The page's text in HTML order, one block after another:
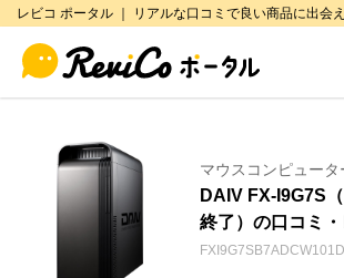
レビコ ポータル ｜ リアルな口コミで良い商品に出会
マウスコンピュータ
DAIV FX-I9G7S
終了）の口コミ